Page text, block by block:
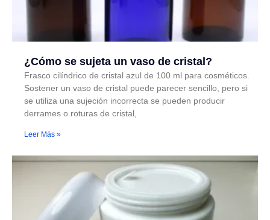
¿Cómo se sujeta un vaso de cristal?
Frasco cilíndrico de cristal azul de 100 ml para cosméticos.
Sostener un vaso de cristal puede parecer sencillo, pero si
se utiliza una sujeción incorrecta se pueden producir
derrames o roturas de cristal,
Leer Más »